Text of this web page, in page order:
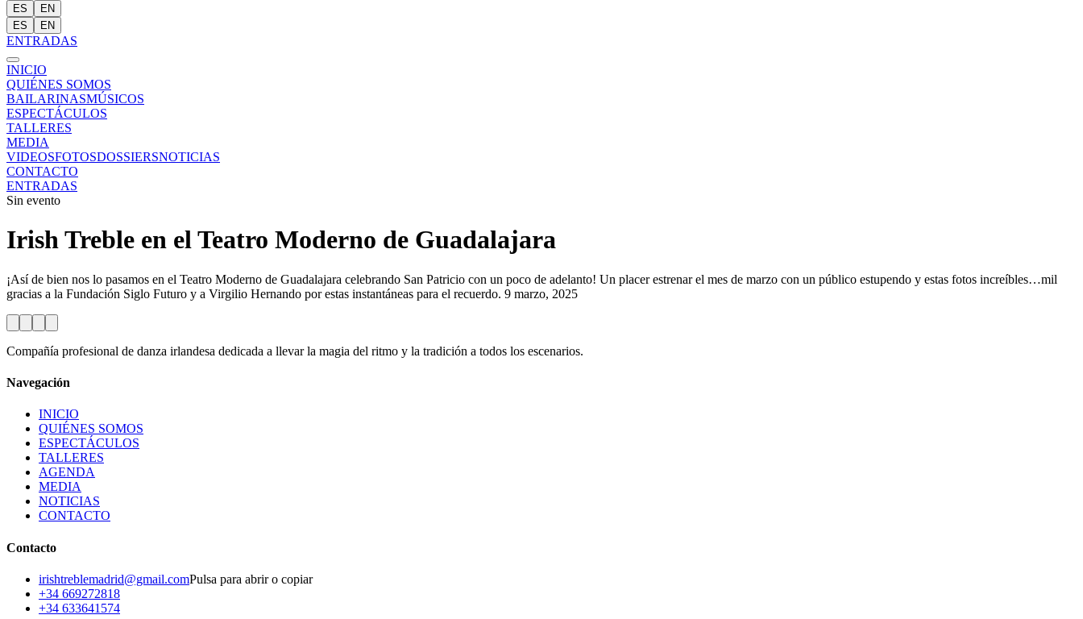
ES
EN
ES
EN
ENTRADAS
INICIO
QUIÉNES SOMOS
BAILARINASMÚSICOS
ESPECTÁCULOS
TALLERES
MEDIA
VIDEOSFOTOSDOSSIERSNOTICIAS
CONTACTO
ENTRADAS
Sin evento
Irish Treble en el Teatro Moderno de Guadalajara
¡Así de bien nos lo pasamos en el Teatro Moderno de Guadalajara celebrando San Patricio con un poco de adelanto! Un placer estrenar el mes de marzo con un público estupendo y estas fotos increíbles…mil
gracias a la Fundación Siglo Futuro y a Virgilio Hernando por estas instantáneas para el recuerdo. 9 marzo, 2025
Compañía profesional de danza irlandesa dedicada a llevar la magia del ritmo y la tradición a todos los escenarios.
Navegación
INICIO
QUIÉNES SOMOS
ESPECTÁCULOS
TALLERES
AGENDA
MEDIA
NOTICIAS
CONTACTO
Contacto
irishtreblemadrid@gmail.comPulsa para abrir o copiar
+34 669272818
+34 633641574